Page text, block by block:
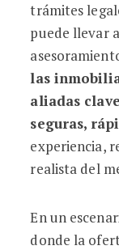
trámites
puede llevar
las
aliadas
seguras,
experiencia,
realista del
En un
donde la